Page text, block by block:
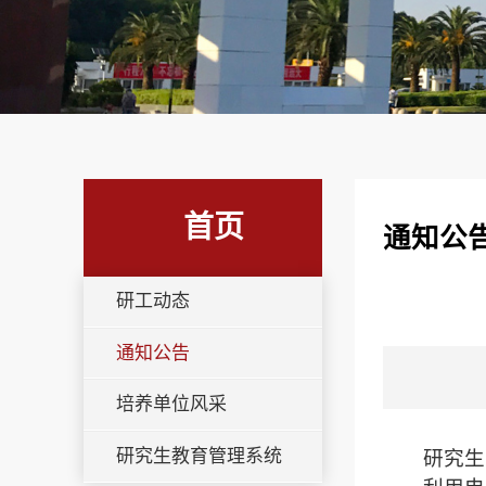
首页
研工动态
通知公告
培养单位风采
研究生教育管理系统
通知公
研究